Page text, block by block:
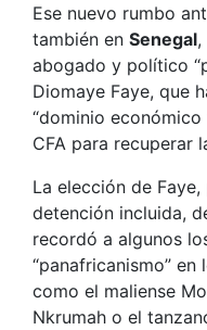
Ese nuevo rumbo
también en Senegal,
abogado y político
Diomaye Faye, que
“dominio
CFA para recuperar
La elección de
detención incluida,
recordó a algunos
“panafricanismo”
como el maliense
Nkrumah o el